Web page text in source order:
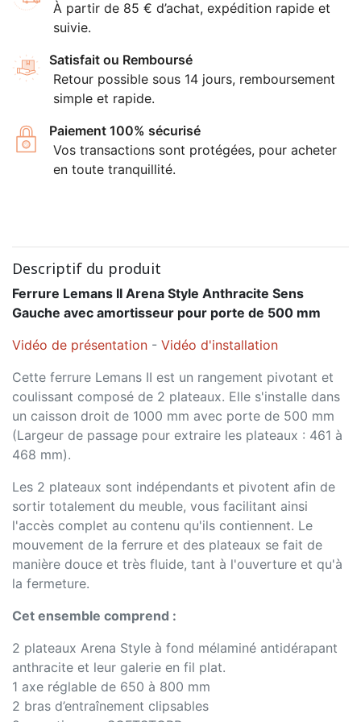
À partir de 85 € d’achat, expédition rapide et
suivie.
Satisfait ou Remboursé
Retour possible sous 14 jours, remboursement
simple et rapide.
Paiement 100% sécurisé
Vos transactions sont protégées, pour acheter
en toute tranquillité.
Descriptif du produit
Ferrure Lemans II Arena Style Anthracite Sens
Gauche avec amortisseur pour porte de 500 mm
Vidéo de présentation - Vidéo d'installation
Cette ferrure Lemans II est un rangement pivotant et
coulissant composé de 2 plateaux. Elle s'installe dans
un caisson droit de 1000 mm avec porte de 500 mm
(Largeur de passage pour extraire les plateaux : 461 à
468 mm).
Les 2 plateaux sont indépendants et pivotent afin de
sortir totalement du meuble, vous facilitant ainsi
l'accès complet au contenu qu'ils contiennent. Le
mouvement de la ferrure et des plateaux se fait de
manière douce et très fluide, tant à l'ouverture et qu'à
la fermeture.
Cet ensemble comprend :
2 plateaux Arena Style à fond mélaminé antidérapant
anthracite et leur galerie en fil plat.
1 axe réglable de 650 à 800 mm
2 bras d’entraînement clipsables